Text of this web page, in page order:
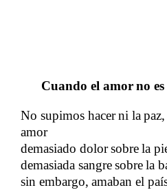
Cuando el amorno es
No supimos hacer​​ni la
amor​​
demasiado dolor​​sobrela
demasiada sangresobrela
sin embargo, amaban el